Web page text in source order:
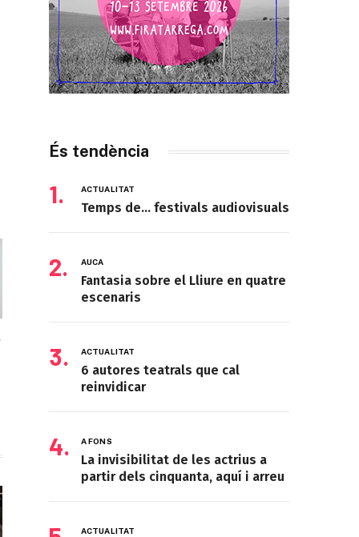
És tendència
ACTUALITAT
Temps de… festivals audiovisuals
AUCA
Fantasia sobre el Lliure en quatre
escenaris
ACTUALITAT
6 autores teatrals que cal
reinvidicar
A FONS
La invisibilitat de les actrius a
partir dels cinquanta, aquí i arreu
ACTUALITAT